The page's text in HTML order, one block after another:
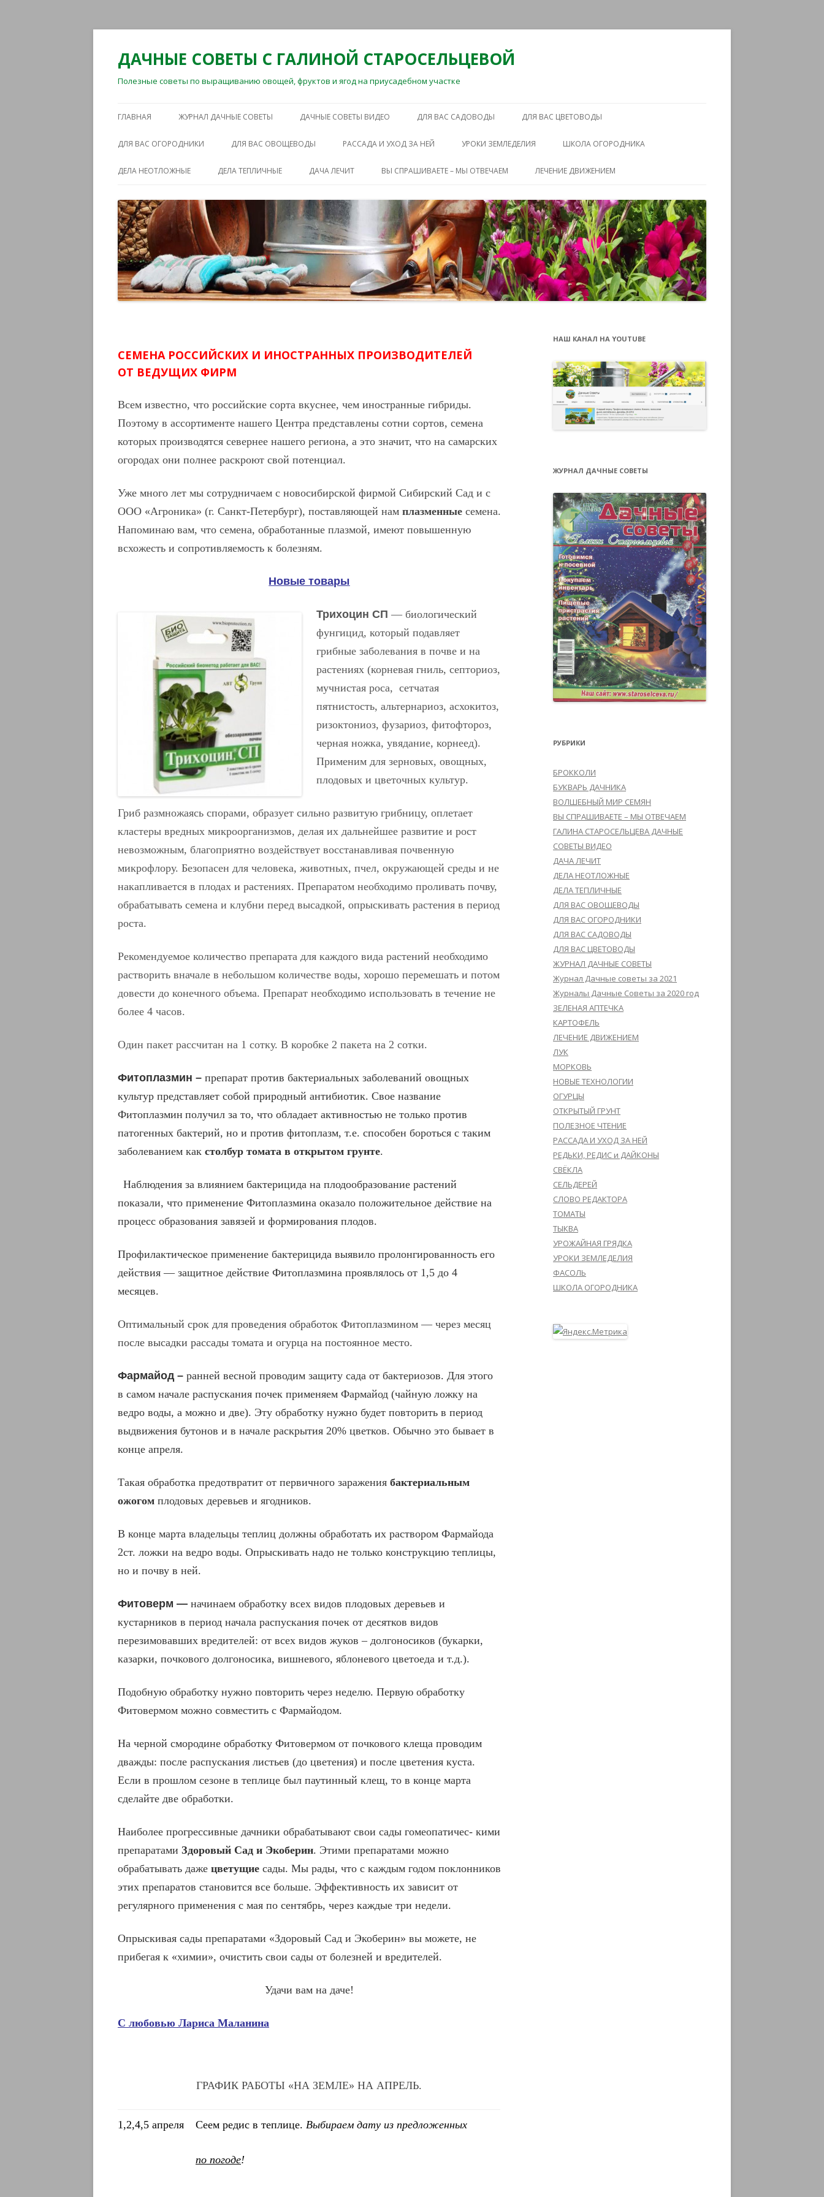
ДАЧНЫЕ СОВЕТЫ С ГАЛИНОЙ СТАРОСЕЛЬЦЕВОЙ
Полезные советы по выращиванию овощей, фруктов и ягод на приусадебном участке
содержимому
ГЛАВНАЯ ЖУРНАЛ ДАЧНЫЕ СОВЕТЫ ДАЧНЫЕ СОВЕТЫ ВИДЕО ДЛЯ ВАС САДОВОДЫ ДЛЯ ВАС ЦВЕТОВОДЫ
ДЛЯ ВАС ОГОРОДНИКИ ДЛЯ ВАС ОВОЩЕВОДЫ РАССАДА И УХОД ЗА НЕЙ УРОКИ ЗЕМЛЕДЕЛИЯ ШКОЛА ОГОРОДНИКА
ДЕЛА НЕОТЛОЖНЫЕ ДЕЛА ТЕПЛИЧНЫЕ ДАЧА ЛЕЧИТ ВЫ СПРАШИВАЕТЕ – МЫ ОТВЕЧАЕМ ЛЕЧЕНИЕ ДВИЖЕНИЕМ
СЕМЕНА РОССИЙСКИХ И ИНОСТРАННЫХ ПРОИЗВОДИТЕЛЕЙ
ОТ ВЕДУЩИХ ФИРМ
Всем известно, что российские сорта вкуснее, чем иностранные гибриды.
Поэтому в ассортименте нашего Центра представлены сотни сортов, семена
которых производятся севернее нашего региона, а это значит, что на самарских
огородах они полнее раскроют свой потенциал.
Уже много лет мы сотрудничаем с новосибирской фирмой Сибирский Сад и с
ООО «Агроника» (г. Санкт-Петербург), поставляющей нам плазменные семена.
Напоминаю вам, что семена, обработанные плазмой, имеют повышенную
всхожесть и сопротивляемость к болезням.
Новые товары
Трихоцин СП — биологический
фунгицид, который подавляет
грибные заболевания в почве и на
растениях (корневая гниль, септориоз,
мучнистая роса, сетчатая
пятнистость, альтернариоз, асхокитоз,
ризоктониоз, фузариоз, фитофтороз,
черная ножка, увядание, корнеед).
Применим для зерновых, овощных,
плодовых и цветочных культур.
Гриб размножаясь спорами, образует сильно развитую грибницу, оплетает
кластеры вредных микроорганизмов, делая их дальнейшее развитие и рост
невозможным, благоприятно воздействует восстанавливая почвенную
микрофлору. Безопасен для человека, животных, пчел, окружающей среды и не
накапливается в плодах и растениях. Препаратом необходимо проливать почву,
обрабатывать семена и клубни перед высадкой, опрыскивать растения в период
роста.
Рекомендуемое количество препарата для каждого вида растений необходимо
растворить вначале в небольшом количестве воды, хорошо перемешать и потом
довести до конечного объема. Препарат необходимо использовать в течение не
более 4 часов.
Один пакет рассчитан на 1 сотку. В коробке 2 пакета на 2 сотки.
Фитоплазмин – препарат против бактериальных заболеваний овощных
культур представляет собой природный антибиотик. Свое название
Фитоплазмин получил за то, что обладает активностью не только против
патогенных бактерий, но и против фитоплазм, т.е. способен бороться с таким
заболеванием как столбур томата в открытом грунте.
Наблюдения за влиянием бактерицида на плодообразование растений
показали, что применение Фитоплазмина оказало положительное действие на
процесс образования завязей и формирования плодов.
Профилактическое применение бактерицида выявило пролонгированность его
действия — защитное действие Фитоплазмина проявлялось от 1,5 до 4
месяцев.
Оптимальный срок для проведения обработок Фитоплазмином — через месяц
после высадки рассады томата и огурца на постоянное место.
Фармайод – ранней весной проводим защиту сада от бактериозов. Для этого
в самом начале распускания почек применяем Фармайод (чайную ложку на
ведро воды, а можно и две). Эту обработку нужно будет повторить в период
выдвижения бутонов и в начале раскрытия 20% цветков. Обычно это бывает в
конце апреля.
Такая обработка предотвратит от первичного заражения бактериальным
ожогом плодовых деревьев и ягодников.
В конце марта владельцы теплиц должны обработать их раствором Фармайода
2ст. ложки на ведро воды. Опрыскивать надо не только конструкцию теплицы,
но и почву в ней.
Фитоверм — начинаем обработку всех видов плодовых деревьев и
кустарников в период начала распускания почек от десятков видов
перезимовавших вредителей: от всех видов жуков – долгоносиков (букарки,
казарки, почкового долгоносика, вишневого, яблоневого цветоеда и т.д.).
Подобную обработку нужно повторить через неделю. Первую обработку
Фитовермом можно совместить с Фармайодом.
На черной смородине обработку Фитовермом от почкового клеща проводим
дважды: после распускания листьев (до цветения) и после цветения куста.
Если в прошлом сезоне в теплице был паутинный клещ, то в конце марта
сделайте две обработки.
Наиболее прогрессивные дачники обрабатывают свои сады гомеопатичес- кими
препаратами Здоровый Сад и Экоберин. Этими препаратами можно
обрабатывать даже цветущие сады. Мы рады, что с каждым годом поклонников
этих препаратов становится все больше. Эффективность их зависит от
регулярного применения с мая по сентябрь, через каждые три недели.
Опрыскивая сады препаратами «Здоровый Сад и Экоберин» вы можете, не
прибегая к «химии», очистить свои сады от болезней и вредителей.
Удачи вам на даче!
С любовью Лариса Маланина
ГРАФИК РАБОТЫ «НА ЗЕМЛЕ» НА АПРЕЛЬ.
1,2,4,5 апреля Сеем редис в теплице. Выбираем дату из предложенных
по погоде!
НАШ КАНАЛ НА YOUTUBE
ЖУРНАЛ ДАЧНЫЕ СОВЕТЫ
РУБРИКИ
БРОККОЛИ
БУКВАРЬ ДАЧНИКА
ВОЛШЕБНЫЙ МИР СЕМЯН
ВЫ СПРАШИВАЕТЕ – МЫ ОТВЕЧАЕМ
ГАЛИНА СТАРОСЕЛЬЦЕВА ДАЧНЫЕ
СОВЕТЫ ВИДЕО
ДАЧА ЛЕЧИТ
ДЕЛА НЕОТЛОЖНЫЕ
ДЕЛА ТЕПЛИЧНЫЕ
ДЛЯ ВАС ОВОЩЕВОДЫ
ДЛЯ ВАС ОГОРОДНИКИ
ДЛЯ ВАС САДОВОДЫ
ДЛЯ ВАС ЦВЕТОВОДЫ
ЖУРНАЛ ДАЧНЫЕ СОВЕТЫ
Журнал Дачные советы за 2021
Журналы Дачные Советы за 2020 год
ЗЕЛЕНАЯ АПТЕЧКА
КАРТОФЕЛЬ
ЛЕЧЕНИЕ ДВИЖЕНИЕМ
ЛУК
МОРКОВЬ
НОВЫЕ ТЕХНОЛОГИИ
ОГУРЦЫ
ОТКРЫТЫЙ ГРУНТ
ПОЛЕЗНОЕ ЧТЕНИЕ
РАССАДА И УХОД ЗА НЕЙ
РЕДЬКИ, РЕДИС и ДАЙКОНЫ
СВЁКЛА
СЕЛЬДЕРЕЙ
СЛОВО РЕДАКТОРА
ТОМАТЫ
ТЫКВА
УРОЖАЙНАЯ ГРЯДКА
УРОКИ ЗЕМЛЕДЕЛИЯ
ФАСОЛЬ
ШКОЛА ОГОРОДНИКА